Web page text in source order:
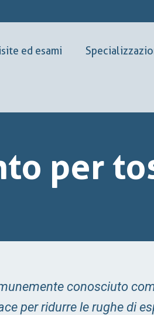
ed esami
per
conosciuto
per ridurre le rughe di